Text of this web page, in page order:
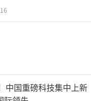
中国重磅科技集中上新